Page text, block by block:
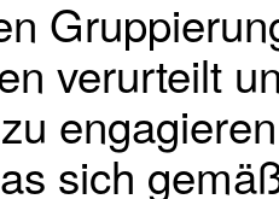
verurteilt
sich